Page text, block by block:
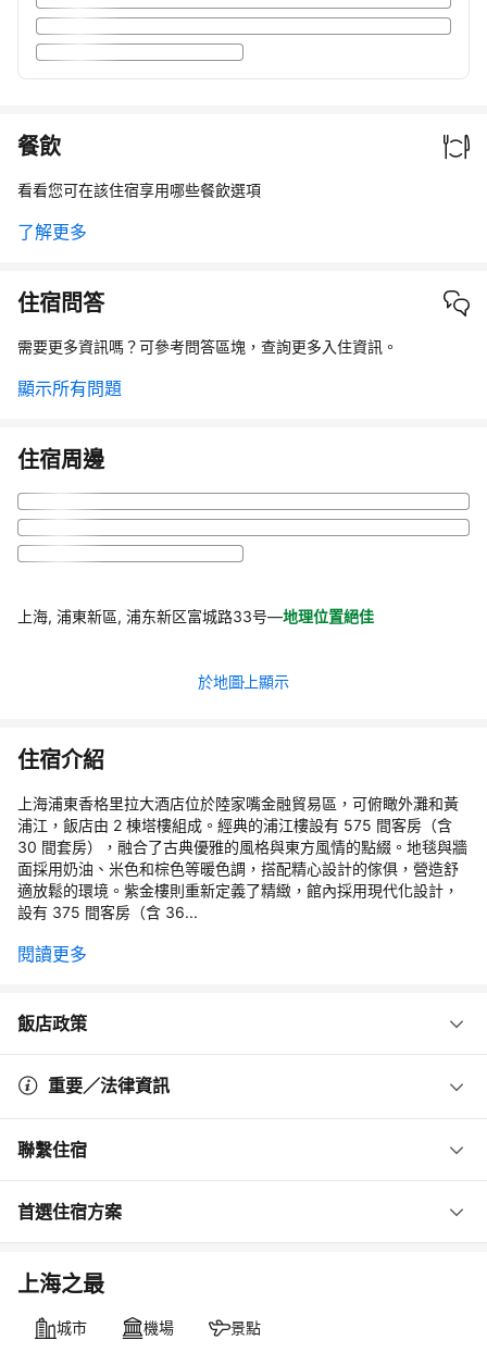
餐飲
看看您可在該住宿享用哪些餐飲選項
了解更多
住宿問答
需要更多資訊嗎？可參考問答區塊，查詢更多入住資訊。
顯示所有問題
住宿周邊
上海, 浦東新區, 浦东新区富城路33号—地理位置絕佳
於地圖上顯示
住宿介紹
上海浦東香格里拉大酒店位於陸家嘴金融貿易區，可俯瞰外灘和黃
浦江，飯店由 2 棟塔樓組成。經典的浦江樓設有 575 間客房（含
30 間套房），融合了古典優雅的風格與東方風情的點綴。地毯與牆
面採用奶油、米色和棕色等暖色調，搭配精心設計的傢俱，營造舒
適放鬆的環境。紫金樓則重新定義了精緻，館內採用現代化設計，
設有 375 間客房（含 36...
閱讀更多
飯店政策
重要／法律資訊
聯繫住宿
首選住宿方案
上海之最
城市 機場 景點